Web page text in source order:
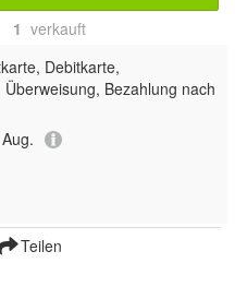
1 verkauft
Debitkarte,
Bezahlung nach
Teilen